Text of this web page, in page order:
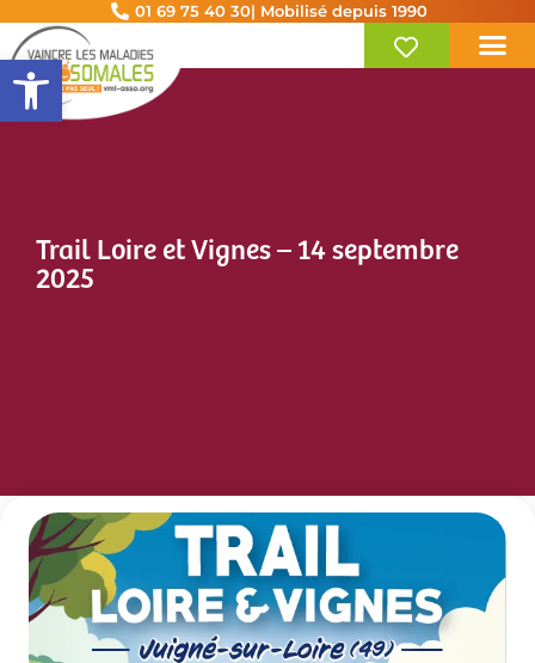
Ouvrir la barre d’outils
01 69 75 40 30| Mobilisé depuis 1990
Trail Loire et Vignes – 14 septembre
2025